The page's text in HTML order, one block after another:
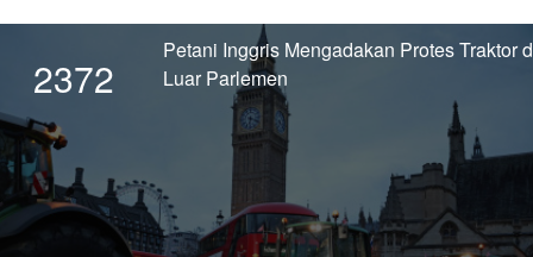
2372
Petani Inggris Mengadakan Protes Traktor
Luar Parlemen